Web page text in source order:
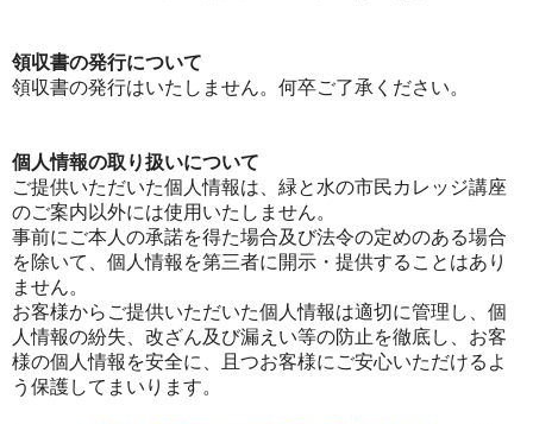
領収書の発行について
領収書の発行はいたしません。何卒ご了承ください。
個人情報の取り扱いについて
ご提供いただいた個人情報は、緑と水の市民カレッジ講座
のご案内以外には使用いたしません。
事前にご本人の承諾を得た場合及び法令の定めのある場合
を除いて、個人情報を第三者に開示・提供することはあり
ません。
お客様からご提供いただいた個人情報は適切に管理し、個
人情報の紛失、改ざん及び漏えい等の防止を徹底し、お客
様の個人情報を安全に、且つお客様にご安心いただけるよ
う保護してまいります。